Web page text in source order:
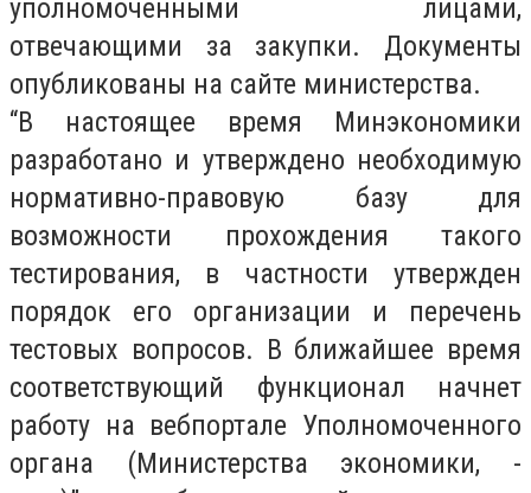
уполномоченными лицами,
отвечающими за закупки. Документы
опубликованы на сайте министерства.
“В настоящее время Минэкономики
разработано и утверждено необходимую
нормативно-правовую базу для
возможности прохождения такого
тестирования, в частности утвержден
порядок его организации и перечень
тестовых вопросов. В ближайшее время
соответствующий функционал начнет
работу на вебпортале Уполномоченного
органа (Министерства экономики, -